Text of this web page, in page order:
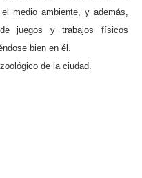
medio ambiente, y además,
juegos y trabajos físicos
bien en él.
de la ciudad.